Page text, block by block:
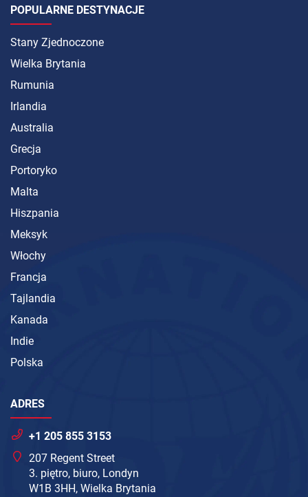
POPULARNE DESTYNACJE
Stany Zjednoczone
Wielka Brytania
Rumunia
Irlandia
Australia
Grecja
Portoryko
Malta
Hiszpania
Meksyk
Włochy
Francja
Tajlandia
Kanada
Indie
Polska
ADRES
+1 205 855 3153
207 Regent Street
3. piętro, biuro, Londyn
W1B 3HH, Wielka Brytania